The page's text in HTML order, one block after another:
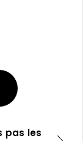
pas les